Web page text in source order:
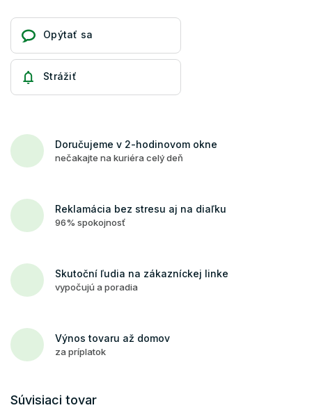
Opýtať sa
Strážiť
Doručujeme v 2-hodinovom okne
nečakajte na kuriéra celý deň
Reklamácia bez stresu aj na diaľku
96% spokojnosť
Skutoční ľudia na zákazníckej linke
vypočujú a poradia
Výnos tovaru až domov
za príplatok
Súvisiaci tovar